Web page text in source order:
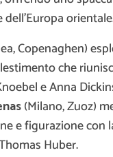
Copenaghen)
che
e Anna
(Milano, Zuoz)
e figurazione con
Huber.